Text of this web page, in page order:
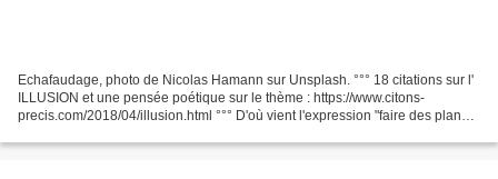
Echafaudage, photo de Nicolas Hamann sur Unsplash. °°° 18 citations sur l'
ILLUSION et une pensée poétique sur le thème : https://www.citons-
precis.com/2018/04/illusion.html °°° D'où vient l'expression "faire des plans